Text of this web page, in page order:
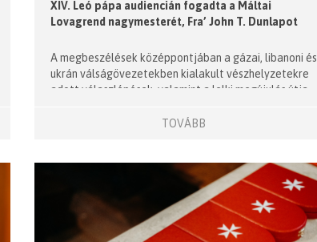
XIV. Leó pápa audiencián fogadta a Máltai
Lovagrend nagymesterét, Fra’ John T. Dunlapot
A megbeszélések középpontjában a gázai, libanoni és
ukrán válságövezetekben kialakult vészhelyzetekre
adott válaszlépések, valamint a lelki megújulás útja
TOVÁBB